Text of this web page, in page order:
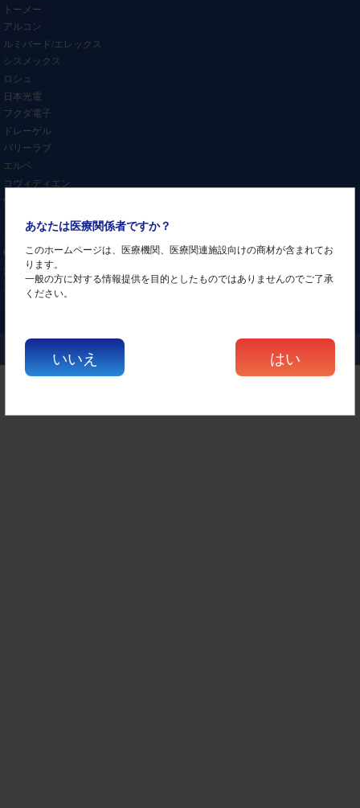
あなたは医療関係者ですか？
このホームページは、医療機関、医療関連施設向けの商材が含まれてお
ります。
一般の方に対する情報提供を目的としたものではありませんのでご了承
ください。
いいえ はい
トーメー
アルコン
ルミバード/エレックス
シスメックス
ロシュ
日本光電
フクダ電子
ドレーゲル
バリーラブ
エルベ
コヴィディエン
伊藤超短波
日本メディックス
OG技研
酒井医療
東京医研
Copyright (C)中古医療機器の販売・買取・輸出専門BOND JAPAN CO.,LTD.All Rights Reserved